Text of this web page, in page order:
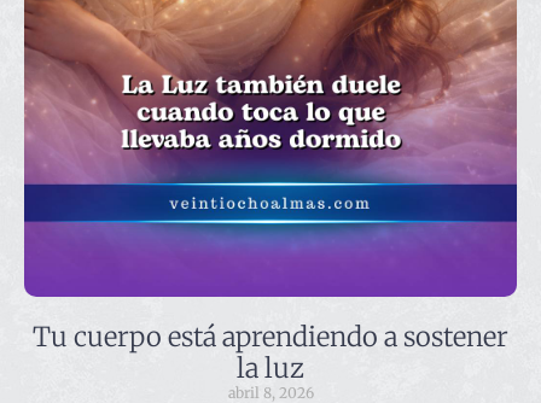
Tu cuerpo está aprendiendo a sostener
la luz
abril 8, 2026